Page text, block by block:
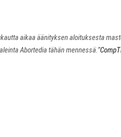
aikaa äänityksen aloituksesta
Abortedia tähän mennessä.”